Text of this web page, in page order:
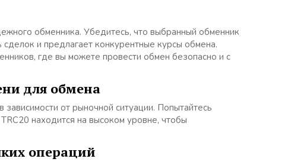
обменника. Убедитесь, что выбранный обменник
и предлагает конкурентные курсы обмена.
где вы можете провести обмен безопасно и с
для обмена
от рыночной ситуации. Попытайтесь
находится на высоком уровне, чтобы
операций